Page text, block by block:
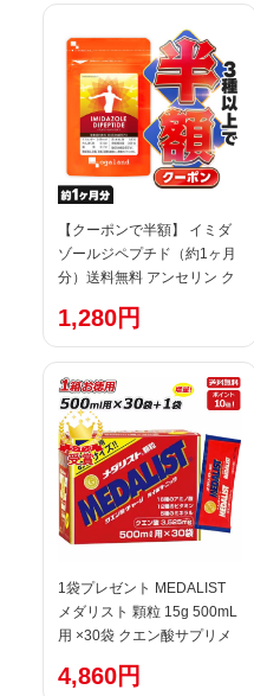
【クーポンで半額】 イミダ
ゾールジペプチド（約1ヶ月
分）送料無料 アンセリン ク
酸 ビタミンB1 ビタミンB2
ビタミンB6 カルノシン バレ
ート オーガランド サプリ ポ
イント消化 送料無 ポイント
消費 送料無料
1,280円
1袋プレゼント MEDALIST
メダリスト 顆粒 15g 500mL
用 ×30袋 クエン酸サプリメ
トスポーツ
4,860円